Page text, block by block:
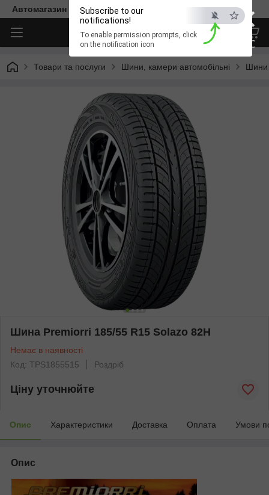
×
ESC
Subscribe to our
notifications!
To enable permission prompts, click
on the notification icon
Автомагазин "Діксон"
Товари та послуги Шини, камери автомобільні Шини
Шина Premiorri 185/55 R15 Solazo 82H
Немає в наявності
Код: TPS1855515
Роздріб
Ціну уточнюйте
Опис Характеристики Доставка Оплата Умови
Опис